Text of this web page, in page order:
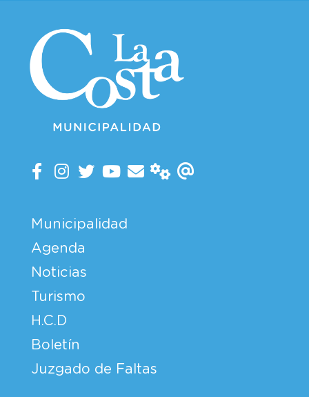
Municipalidad
Agenda
Noticias
Turismo
H.C.D
Boletín
Juzgado de Faltas